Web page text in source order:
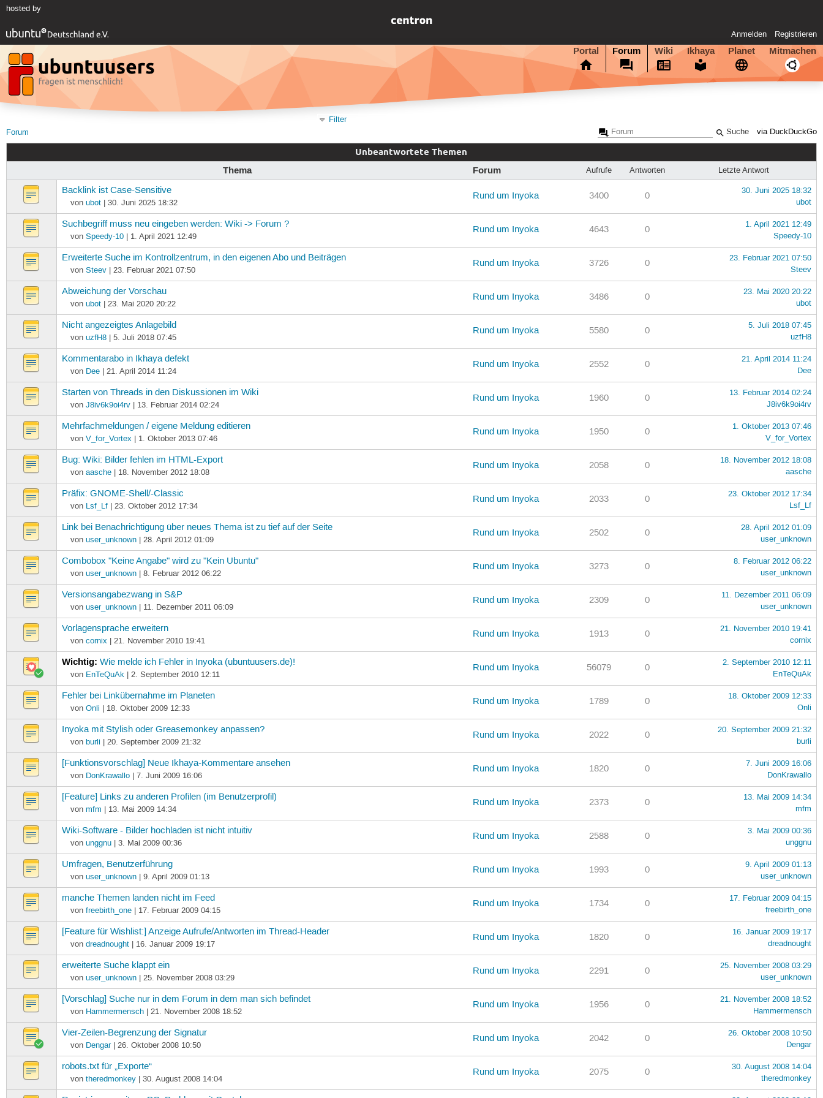
hosted by
Anmelden Registrieren
Portal Forum Wiki Ikhaya Planet Mitmachen
via DuckDuckGo
Filter
Forum
Unbeantwortete Themen
Thema Forum Aufrufe Antworten Letzte Antwort
Backlink ist Case-Sensitive
von ubot| 30. Juni 2025 18:32
Rund um Inyoka 3400 0
30. Juni 2025 18:32
ubot
Suchbegriff muss neu eingeben werden: Wiki -> Forum ?
von Speedy-10| 1. April 2021 12:49
Rund um Inyoka 4643 0
1. April 2021 12:49
Speedy-10
Erweiterte Suche im Kontrollzentrum, in den eigenen Abo und Beiträgen
von Steev| 23. Februar 2021 07:50
Rund um Inyoka 3726 0
23. Februar 2021 07:50
Steev
Abweichung der Vorschau
von ubot| 23. Mai 2020 20:22
Rund um Inyoka 3486 0
23. Mai 2020 20:22
ubot
Nicht angezeigtes Anlagebild
von uzfH8| 5. Juli 2018 07:45
Rund um Inyoka 5580 0
5. Juli 2018 07:45
uzfH8
Kommentarabo in Ikhaya defekt
von Dee| 21. April 2014 11:24
Rund um Inyoka 2552 0
21. April 2014 11:24
Dee
Starten von Threads in den Diskussionen im Wiki
von J8iv6k9oi4rv| 13. Februar 2014 02:24
Rund um Inyoka 1960 0
13. Februar 2014 02:24
J8iv6k9oi4rv
Mehrfachmeldungen / eigene Meldung editieren
von V_for_Vortex| 1. Oktober 2013 07:46
Rund um Inyoka 1950 0
1. Oktober 2013 07:46
V_for_Vortex
Bug: Wiki: Bilder fehlen im HTML-Export
von aasche| 18. November 2012 18:08
Rund um Inyoka 2058 0
18. November 2012 18:08
aasche
Präfix: GNOME-Shell/-Classic
von Lsf_Lf| 23. Oktober 2012 17:34
Rund um Inyoka 2033 0
23. Oktober 2012 17:34
Lsf_Lf
Link bei Benachrichtigung über neues Thema ist zu tief auf der Seite
von user_unknown| 28. April 2012 01:09
Rund um Inyoka 2502 0
28. April 2012 01:09
user_unknown
Combobox "Keine Angabe" wird zu "Kein Ubuntu"
von user_unknown| 8. Februar 2012 06:22
Rund um Inyoka 3273 0
8. Februar 2012 06:22
user_unknown
Versionsangabezwang in S&P
von user_unknown| 11. Dezember 2011 06:09
Rund um Inyoka 2309 0
11. Dezember 2011 06:09
user_unknown
Vorlagensprache erweitern
von cornix| 21. November 2010 19:41
Rund um Inyoka 1913 0
21. November 2010 19:41
cornix
Wichtig: Wie melde ich Fehler in Inyoka (ubuntuusers.de)!
von EnTeQuAk| 2. September 2010 12:11
Rund um Inyoka 56079 0
2. September 2010 12:11
EnTeQuAk
Fehler bei Linkübernahme im Planeten
von Onli | 18. Oktober 2009 12:33
Rund um Inyoka 1789 0
18. Oktober 2009 12:33
Onli
Inyoka mit Stylish oder Greasemonkey anpassen?
von burli | 20. September 2009 21:32
Rund um Inyoka 2022 0
20. September 2009 21:32
burli
[Funktionsvorschlag] Neue Ikhaya-Kommentare ansehen
von DonKrawallo| 7. Juni 2009 16:06
Rund um Inyoka 1820 0
7. Juni 2009 16:06
DonKrawallo
[Feature] Links zu anderen Profilen (im Benutzerprofil)
von mfm | 13. Mai 2009 14:34
Rund um Inyoka 2373 0
13. Mai 2009 14:34
mfm
Wiki-Software - Bilder hochladen ist nicht intuitiv
von unggnu| 3. Mai 2009 00:36
Rund um Inyoka 2588 0
3. Mai 2009 00:36
unggnu
Umfragen, Benutzerführung
von user_unknown| 9. April 2009 01:13
Rund um Inyoka 1993 0
9. April 2009 01:13
user_unknown
manche Themen landen nicht im Feed
von freebirth_one| 17. Februar 2009 04:15
Rund um Inyoka 1734 0
17. Februar 2009 04:15
freebirth_one
[Feature für Wishlist:] Anzeige Aufrufe/Antworten im Thread-Header
von dreadnought| 16. Januar 2009 19:17
Rund um Inyoka 1820 0
16. Januar 2009 19:17
dreadnought
erweiterte Suche klappt ein
von user_unknown| 25. November 2008 03:29
Rund um Inyoka 2291 0
25. November 2008 03:29
user_unknown
[Vorschlag] Suche nur in dem Forum in dem man sich befindet
von Hammermensch| 21. November 2008 18:52
Rund um Inyoka 1956 0
21. November 2008 18:52
Hammermensch
Vier-Zeilen-Begrenzung der Signatur
von Dengar| 26. Oktober 2008 10:50
Rund um Inyoka 2042 0
26. Oktober 2008 10:50
Dengar
robots.txt für „Exporte“
von theredmonkey| 30. August 2008 14:04
Rund um Inyoka 2075 0
30. August 2008 14:04
theredmonkey